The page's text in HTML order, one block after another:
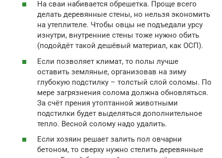
На сваи набивается обрешетка. Проще всего
делать деревянные стены, но нельзя экономить
на утеплителе. Чтобы овцы не подъедали урсу
изнутри, внутренние стены тоже нужно обить
(подойдёт такой дешёвый материал, как ОСП).
Если позволяет климат, то полы лучше
оставить земляные, организовав на зиму
глубокую подстилку – толстый слой соломы. По
мере загрязнения солома должна обновляться.
За счёт прения утоптанной животными
подстилки будет выделяться дополнительное
тепло. Весной солому надо удалить.
Если хозяин решает залить пол овчарни
бетоном, то сверху нужно стелить деревянные